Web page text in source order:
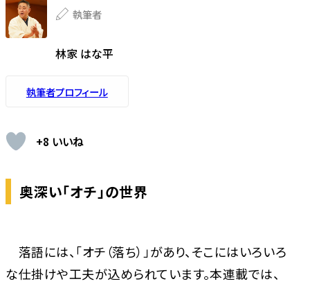
執筆者
林家 はな平
執筆者プロフィール
+8 いいね
奥深い「オチ」の世界
落語には、「オチ（落ち）」があり、そこにはいろいろ
な仕掛けや工夫が込められています。本連載では、